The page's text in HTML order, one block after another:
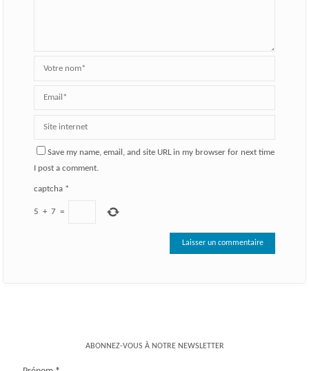
Save my name, email, and site URL in my browser for next time
I post a comment.
captcha*
5 + 7 =
ABONNEZ-VOUS À NOTRE NEWSLETTER